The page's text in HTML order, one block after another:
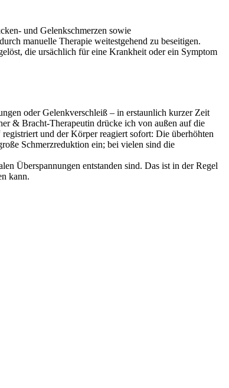
und Gelenkschmerzen sowie
manuelle Therapie weitestgehend zu beseitigen.
die ursächlich für eine Krankheit oder ein Symptom
oder Gelenkverschleiß – in erstaunlich kurzer Zeit
& Bracht-Therapeutin drücke ich von außen auf die
und der Körper reagiert sofort: Die überhöhten
Schmerzreduktion ein; bei vielen sind die
Überspannungen entstanden sind. Das ist in der Regel
kann.